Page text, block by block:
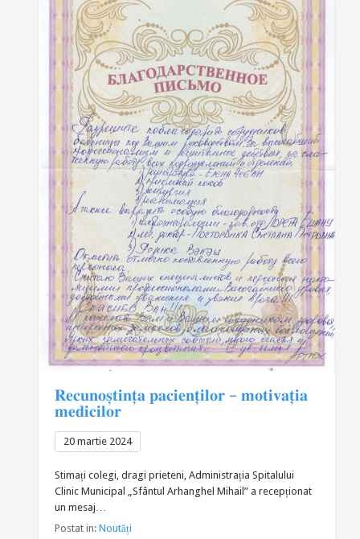
𝐑𝐞𝐜𝐮𝐧𝐨𝐬̦𝐭𝐢𝐧𝐭̦𝐚 𝐩𝐚𝐜𝐢𝐞𝐧𝐭̦𝐢𝐥𝐨𝐫 – 𝐦𝐨𝐭𝐢𝐯𝐚𝐭̦𝐢𝐚
𝐦𝐞𝐝𝐢𝐜𝐢𝐥𝐨𝐫
20 martie 2024
Stimați colegi, dragi prieteni, Administrația Spitalului
Clinic Municipal „Sfântul Arhanghel Mihail” a recepționat
un mesaj…
Postat in: Noutăți